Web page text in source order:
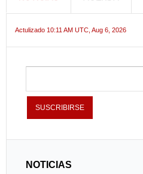
Actulizado 10:11 AM UTC, Aug 6, 2026
NOTICIAS